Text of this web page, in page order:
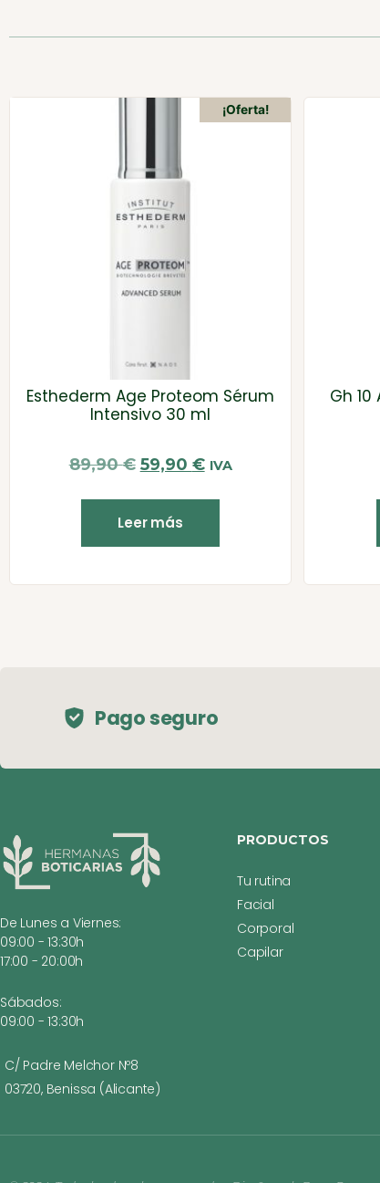
¡Oferta!
Esthederm Age Proteom Sérum
Intensivo 30 ml
89,90€ 59,90 € IVA
Leer más
Gh
Pago seguro
De Lunes a Viernes:
09:00 - 13:30h
17:00 - 20:00h
Sábados:
09:00 - 13:30h
PRODUCTOS
Tu rutina
Facial
Corporal
Capilar
C/ Padre Melchor Nº8
03720, Benissa (Alicante)